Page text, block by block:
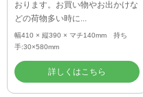
おります。お買い物やお出かけな
どの荷物多い時に...
幅410 × 縦390 × マチ140mm 持ち
手:30×580mm
詳しくはこちら